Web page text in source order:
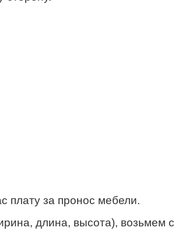
плату за пронос мебели.
длина, высота), возьмем